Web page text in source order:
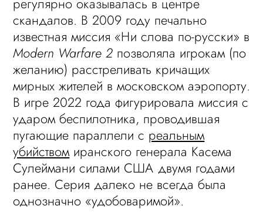
скандалов. В 2009 году печально
известная миссия «Ни слова по-русски» в
Modern Warfare 2 позволяла игрокам (по
желанию) расстреливать кричащих
мирных жителей в московском аэропорту.
В игре 2022 года фигурировала миссия с
ударом беспилотника, проводившая
пугающие параллели с реальным
убийствомиранского генерала Касема
Сулеймани силами США двумя годами
ранее. Серия далеко не всегда была
однозначно «удобоваримой».